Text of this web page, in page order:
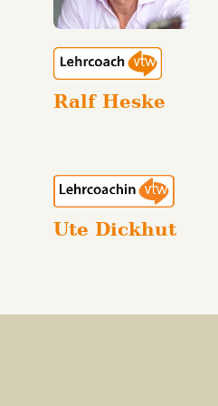
Ralf Heske
Ute Dickhut